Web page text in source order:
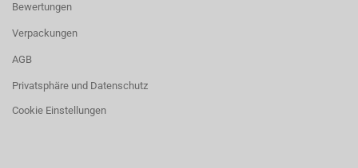
Bewertungen
Verpackungen
AGB
Privatsphäre und Datenschutz
Cookie Einstellungen